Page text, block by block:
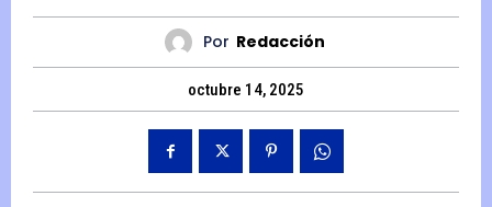
Por Redacción
octubre 14, 2025